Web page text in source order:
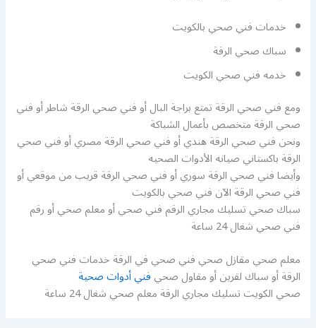
خدمات فني صحي بالكويت
سباك صحي الرقة
خدمه فني صحي الكويت
ومع فني صحي الرقة تمتع براجة البال أو فني صحي الرقة شاطر أو فني
صحي الرقة متخصص بأعمال الشباكة
ونحن فني صحي الرقة هندي أو فني صحي الرقة مصري أو فني صحي
الرقة باكستاني صيانه الأدوات الصحيه
وأيضا فني صحي الرقة سوري أو فني صحي الرقة قريب من موقعي أو
فني صحي الرقة الآن فني صحي بالكويت
سباك صحي تسليك مجاري الرقم فني صحي أو معلم صحي أو رقم
فني صحي شغال 24 ساعة
معلم صحي مقازل صحي فني صحي في الرقة خدمات فني صحي
الرقة أو سباك لقرين أو مقاول صحيفني أدوات صحية
صحي الكويت تسليك مجاري الرقة معلم صحي شغال 24 ساعة